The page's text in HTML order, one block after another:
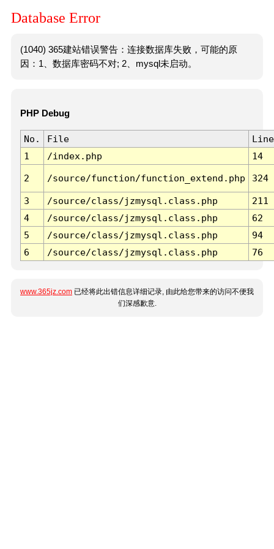
Database Error
(1040) 365建站错误警告：连接数据库失败，可能的原
因：1、数据库密码不对; 2、mysql未启动。
PHP Debug
No. File
Line
1
/index.php 14
2 /source/function/function_extend.php 324
3 /source/class/jzmysql.class.php
211
4
/source/class/jzmysql.class.php
62
5
/source/class/jzmysql.class.php
94
6
/source/class/jzmysql.class.php 76
www.365jz.com 已经将此出错信息详细记录, 由此给您带来的访问不便我
们深感歉意.